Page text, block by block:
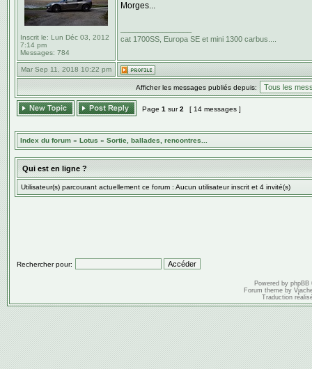
Inscrit le: Lun Déc 03, 2012
7:14 pm
Messages: 784
Morges...
cat 1700SS, Europa SE et mini 1300 carbus....
Mar Sep 11, 2018 10:22 pm
Afficher les messages publiés depuis:
Page 1 sur2 [ 14 messages ]
Index du forum » Lotus » Sortie, ballades, rencontres...
Qui est en ligne ?
Utilisateur(s) parcourant actuellement ce forum : Aucun utilisateur inscrit et 4 invité(s)
Rechercher pour:
Powered by phpBB
Forum theme by
Traduction